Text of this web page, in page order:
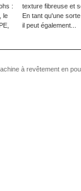
:
le
texture fibreuse et
En tant qu'une
il peut également...
à revêtement en